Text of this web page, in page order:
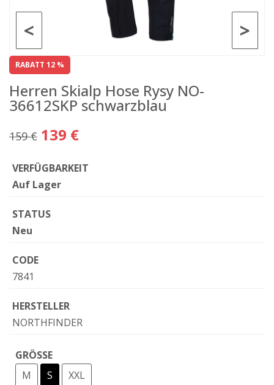
>
<
RABATT 12 %
Herren Skialp Hose Rysy NO-
36612SKP schwarzblau
159 € 139 €
VERFÜGBARKEIT
Auf Lager
STATUS
Neu
CODE
7841
HERSTELLER
NORTHFINDER
GRÖSSE
M
S XXL